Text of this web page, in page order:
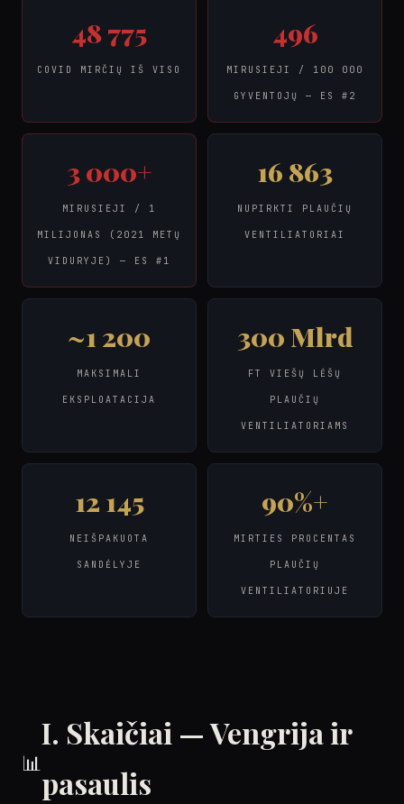
48 775
COVID MIRČIŲ IŠ VISO
496
MIRUSIEJI / 100 000
GYVENTOJŲ — ES #2
3 000+
MIRUSIEJI / 1
MILIJONAS (2021 METŲ
VIDURYJE) — ES #1
16 863
NUPIRKTI PLAUČIŲ
VENTILIATORIAI
~1 200
MAKSIMALI
EKSPLOATACIJA
300 Mlrd
FT VIEŠŲ LĖŠŲ
PLAUČIŲ
VENTILIATORIAMS
12 145
NEIŠPAKUOTA
SANDĖLYJE
90%+
MIRTIES PROCENTAS
PLAUČIŲ
VENTILIATORIUJE
📊
I. Skaičiai — Vengrija ir
pasaulis